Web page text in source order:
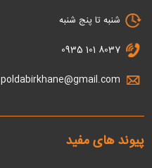
شنبه تا پنج شنبه
0935 101 8037
poldabirkhane@gmail.com
پیوند های مفید